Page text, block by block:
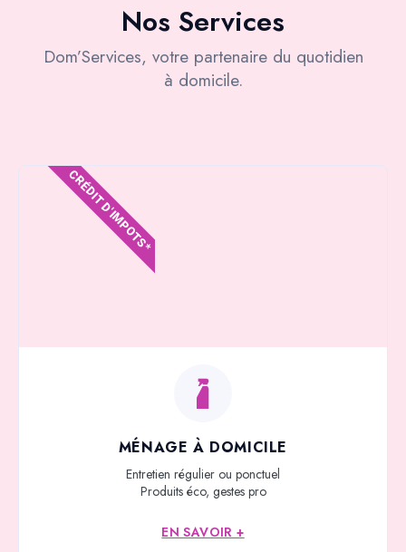
Nos Services
Dom’Services, votre partenaire du quotidien
à domicile.
MÉNAGE À DOMICILE
Entretien régulier ou ponctuel
Produits éco, gestes pro
EN SAVOIR +
CRÉDIT D'IMPOTS*